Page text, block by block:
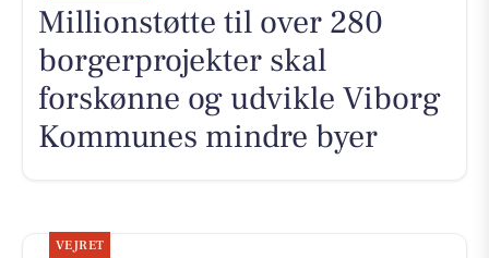
Millionstøtte til over 280
borgerprojekter skal
forskønne og udvikle Viborg
Kommunes mindre byer
VEJRET